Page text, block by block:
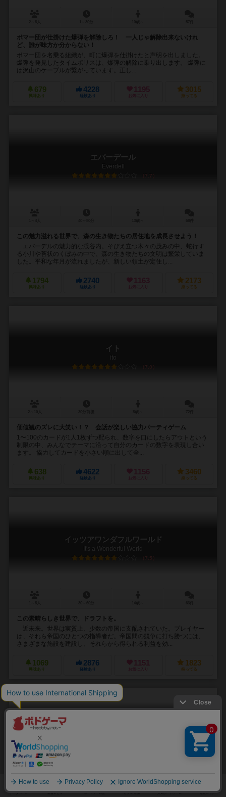
ボマー団が仕掛けた爆弾を解除しろ！ 一人じゃ解除出来ないけれ
ど、誰が味方か分からない！
ボマー団を名乗る組織が、町に爆弾を仕掛けたと声明を出しました。
爆弾を発見したタイムポリスは、爆弾の解除に乗り出します。 爆弾に
は沢山のケーブルが繋がっています。正し...
679
興味あり
4228
経験あり
1195
お気に入り
3015
持ってる
エバーデール
Everdell
7.7
この魅力溢れる世界で、森の生き物たちの居住地を成長させよう！
エバーデルの魅力的な渓谷内。そびえ立つ木々の茂みの中、蛇行す
る小川や苔状のくぼみの中で、森の生き物たちの文明は繁栄していま
した。平和な年月が流れましたが、新しい領土が定住し...
1794
興味あり
2740
経験あり
1163
お気に入り
2173
持ってる
イト
ito
7.0
価値観のズレに大笑い！？ 会話が楽しい協力パーティゲーム
1〜100のカードが1人1枚ずつ配られ、数字を口にしたらアウトという
制限の中、みんなでテーマに沿って自分のカードの数字を表現し合い
ます。 協力してカードを小さい順に出して全...
638
興味あり
4622
経験あり
1156
お気に入り
3460
持ってる
イッツアワンダフルワールド
It's a Wonderful World
7.5
この素晴らしき世界で、ドラフトを。
近未来。世界は実質上、少数の帝国に支配されていた。プレイヤー
は、それら帝国のひとつの指導者だ。帝国間の競争に打ち勝つには、
さまざまな施設を建設し、それらから得られる利益を効...
1069
興味あり
2876
経験あり
1151
お気に入り
1823
持ってる
20分前後 8歳～